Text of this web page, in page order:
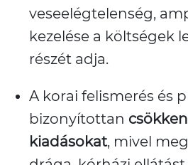
veseelégtelenség,
kezelése a költségek
részét adja.
A korai felismerés és
bizonyítottan
kiadásokat, mivel